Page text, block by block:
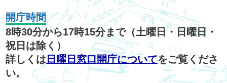
開庁時間
8時30分から17時15分まで（土曜日・日曜日・
祝日は除く）
詳しくは 日曜日窓口開庁についてをご覧くださ
い。